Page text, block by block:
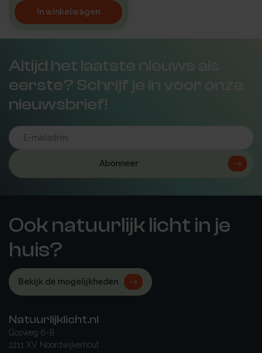
In winkelwagen
Altijd het laatste nieuws als
eerste? Schrijf je in voor onze
nieuwsbrief!
Abonneer
Ook natuurlijk licht in je
huis?
Bekijk de mogelijkheden
Natuurlijklicht.nl
Gooweg 6-8
2211 XV Noordwijkerhout